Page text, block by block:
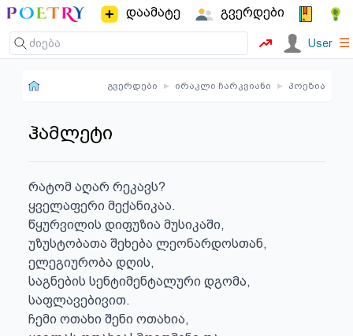
დაამატე გვერდები
User ☰
გვერდები ▸ ირაკლი ჩარკვიანი ▸ პოეზია
ჰამლეტი
რატომ აღარ რეკავს?
ყველაფერი მექანიკაა.
წყურვილის დიფუზია მუსიკაში,
უზუსტობათა შეხება ლეონარდოსთან,
ელეგიურობა დღის,
საგნების სენტიმენტალური დგომა,
საფლავებივით.
ჩემი ოთახი შენი ოთახია,